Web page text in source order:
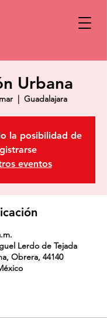
Urbana
  |
Guadalajara
la posibilidad de
eventos
Lerdo de Tejada
Obrera, 44140